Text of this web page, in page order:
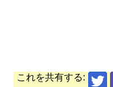
これを共有する: